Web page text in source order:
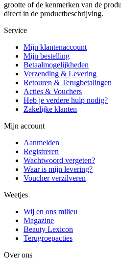
grootte of de kenmerken van de
direct in de productbeschrijving.
Service
Mijn klantenaccount
Mijn bestelling
Betaalmogelijkheden
Verzending & Levering
Retouren & Terugbetalingen
Acties & Vouchers
Heb je verdere hulp nodig?
Zakelijke klanten
Mijn account
Aanmelden
Registreren
Wachtwoord vergeten?
Waar is mijn levering?
Voucher verzilveren
Weetjes
Wij en ons milieu
Magazine
Beauty Lexicon
Terugroepacties
Over ons